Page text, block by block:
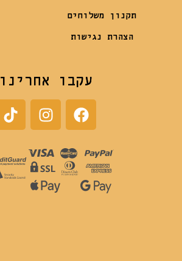
תקנון משלוחים
הצהרת נגישות
עקבו אחרינו